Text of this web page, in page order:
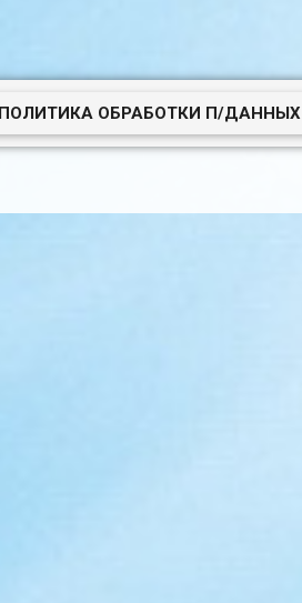
ПОЛИТИКА ОБРАБОТКИ П/ДАННЫХ